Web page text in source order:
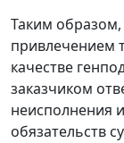
Таким
привлечением
качестве
заказчиком
неисполнения
обязательств